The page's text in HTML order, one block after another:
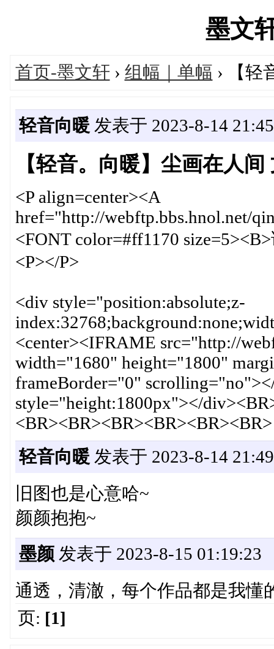
墨文
首页-墨文轩 › 组幅｜单幅 › 【轻
轻音向暖 发表于 2023-8-14
【轻音。向暖】尘画在人间
<P align=center><A
href="http://webftp.bbs.hnol.net/
<FONT color=#ff1170
<P></P>
<div style="position:absolute;z-
<center><IFRAME src="http://
width="1680" height="1800"
frameBorder="0"
style="height:1800px"></
<BR><BR><BR><BR><BR><BR>
轻音向暖 发表于 2023-8-14
旧图也是心意哈~
颜颜抱抱~
墨颜发表于 2023-8-15 01:19:23
通透，清澈，每个作品都是我懂
页: [1]